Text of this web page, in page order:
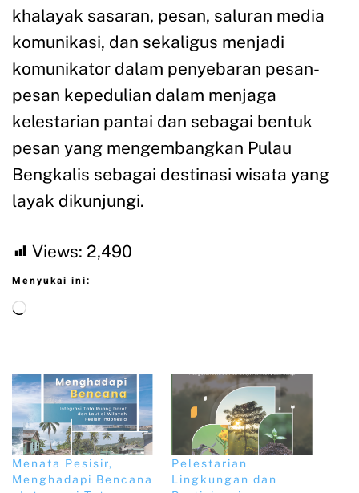
khalayak sasaran, pesan, saluran media
komunikasi, dan sekaligus menjadi
komunikator dalam penyebaran pesan-
pesan kepedulian dalam menjaga
kelestarian pantai dan sebagai bentuk
pesan yang mengembangkan Pulau
Bengkalis sebagai destinasi wisata yang
layak dikunjungi.
Views: 2,490
Menyukai ini:
Menata Pesisir,
Menghadapi Bencana
Pelestarian
Lingkungan dan